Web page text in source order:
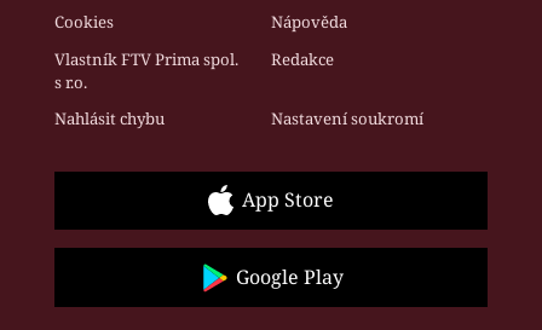
Cookies
Nápověda
Vlastník FTV Prima spol.
s r.o.
Redakce
Nahlásit chybu Nastavení soukromí
App Store
Google Play